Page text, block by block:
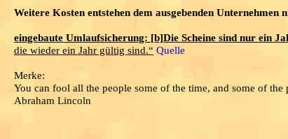
Weitere Kosten entstehen dem ausgebenden
eingebaute Umlaufsicherung: [b]Die Scheine sind nur ein
die wieder ein Jahr gültig sind.“ Quelle
Merke:
You can fool all the people some of the time, and some of
Abraham Lincoln